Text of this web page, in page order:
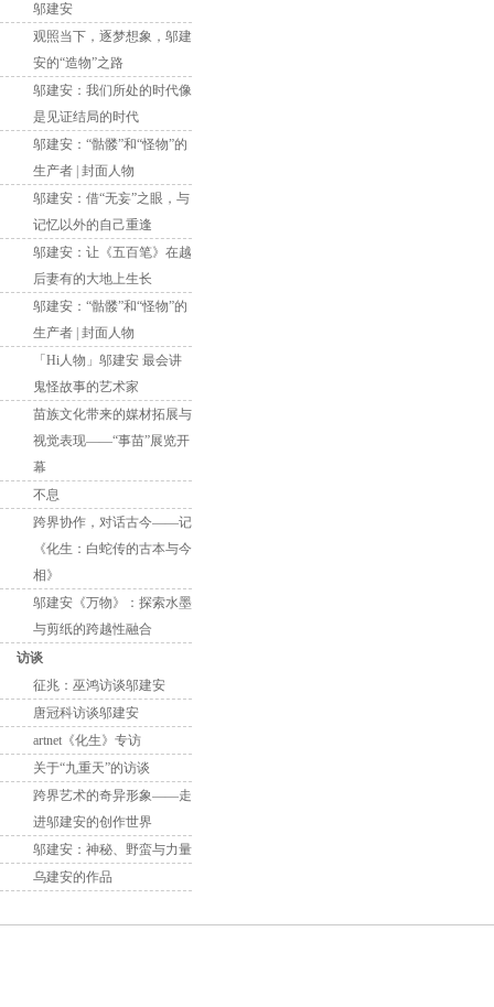
邬建安
观照当下，逐梦想象，邬建
安的“造物”之路
邬建安：我们所处的时代像
是见证结局的时代
邬建安：“骷髅”和“怪物”的
生产者 | 封面人物
邬建安：借“无妄”之眼，与
记忆以外的自己重逢
邬建安：让《五百笔》在越
后妻有的大地上生长
邬建安：“骷髅”和“怪物”的
生产者 | 封面人物
「Hi人物」邬建安 最会讲
鬼怪故事的艺术家
苗族文化带来的媒材拓展与
视觉表现——“事苗”展览开
幕
不息
跨界协作，对话古今——记
《化生：白蛇传的古本与今
相》
邬建安《万物》：探索水墨
与剪纸的跨越性融合
访谈
征兆：巫鸿访谈邬建安
唐冠科访谈邬建安
artnet《化生》专访
关于“九重天”的访谈
跨界艺术的奇异形象——走
进邬建安的创作世界
邬建安：神秘、野蛮与力量
乌建安的作品